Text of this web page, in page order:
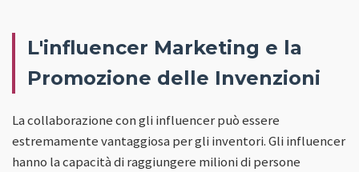
L'influencer Marketing e la
Promozione delle Invenzioni
La collaborazione con gli influencer può essere
estremamente vantaggiosa per gli inventori. Gli influencer
hanno la capacità di raggiungere milioni di persone